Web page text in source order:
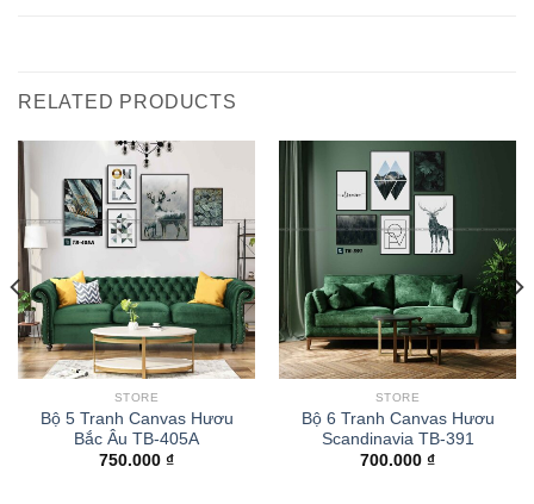
RELATED PRODUCTS
STORE
Bộ 5 Tranh Canvas Hươu
Bắc Âu TB-405A
750.000 ₫
STORE
Bộ 6 Tranh Canvas Hươu
Scandinavia TB-391
700.000 ₫